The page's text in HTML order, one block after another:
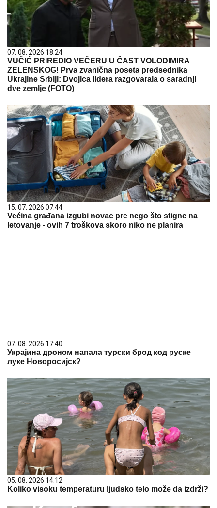
07. 08. 2026 18:24
VUČIĆ PRIREDIO VEČERU U ČAST VOLODIMIRA
ZELENSKOG! Prva zvanična poseta predsednika
Ukrajine Srbiji: Dvojica lidera razgovarala o saradnji
dve zemlje (FOTO)
15. 07. 2026 07:44
Većina građana izgubi novac pre nego što stigne na
letovanje - ovih 7 troškova skoro niko ne planira
07. 08. 2026 17:40
Украјина дроном напала турски брод код руске
луке Новоросијск?
05. 08. 2026 14:12
Koliko visoku temperaturu ljudsko telo može da izdrži?